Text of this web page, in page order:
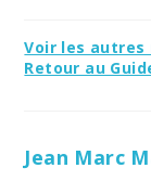
Voir les autres
Retour au
Jean Marc